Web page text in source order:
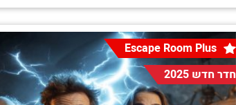
Escape Room Plus
חדר חדש 2025